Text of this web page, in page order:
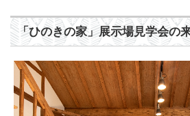
「ひのきの家」展示場見学会の